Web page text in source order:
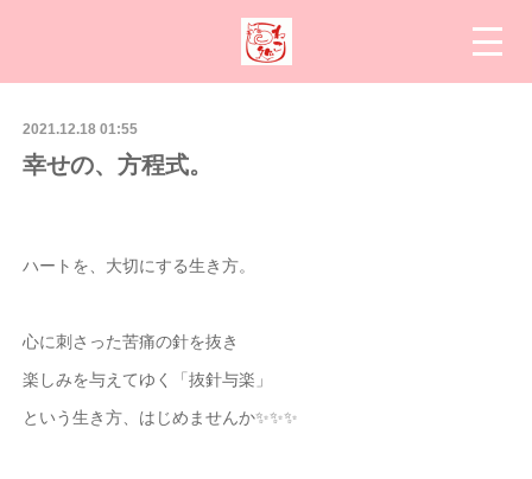
2021.12.18 01:55
幸せの、方程式。
ハートを、大切にする生き方。
心に刺さった苦痛の針を抜き
楽しみを与えてゆく「抜針与楽」
という生き方、はじめませんか✨✨✨